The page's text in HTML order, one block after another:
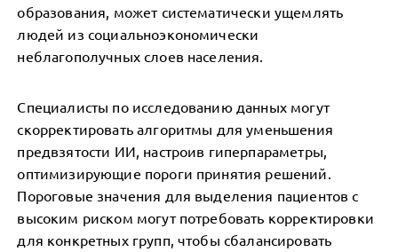
образования, может систематически ущемлять
людей из социальноэкономически
неблагополучных слоев населения.
Специалисты по исследованию данных могут
скорректировать алгоритмы для уменьшения
предвзятости ИИ, настроив гиперпараметры,
оптимизирующие пороги принятия решений.
Пороговые значения для выделения пациентов с
высоким риском могут потребовать корректировки
для конкретных групп, чтобы сбалансировать